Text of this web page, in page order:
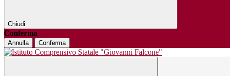
Chiudi
Conferma
Annulla Conferma